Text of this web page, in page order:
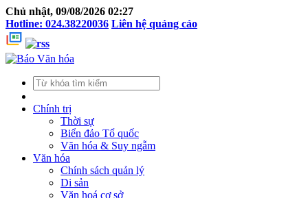
Chủ nhật, 09/08/2026 02:27
Hotline: 024.38220036 Liên hệ quảng cáo
Chính trị
Thời sự
Biển đảo Tổ quốc
Văn hóa & Suy ngẫm
Văn hóa
Chính sách quản lý
Di sản
Văn hoá cơ sở